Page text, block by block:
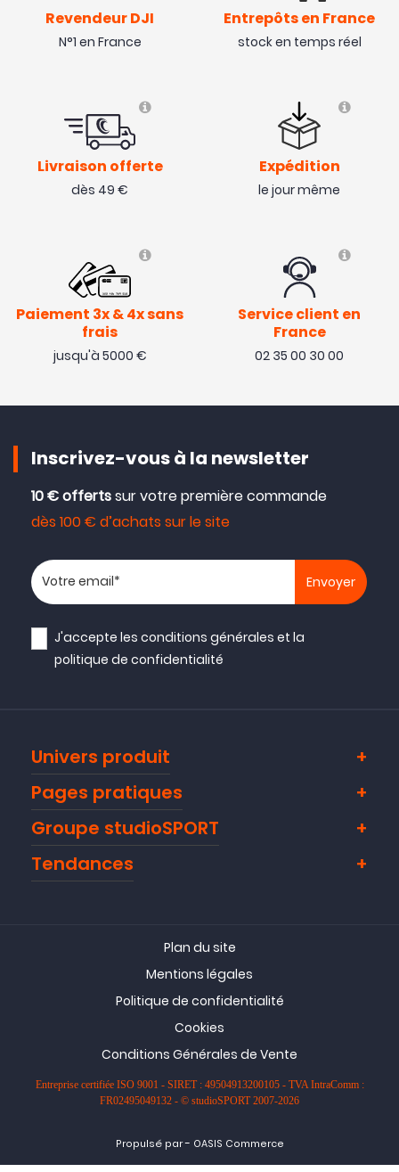
Revendeur DJI
N°1 en France
Entrepôts en France
stock en temps réel
Livraison offerte
dès 49 €
Expédition
le jour même
Paiement 3x & 4x sans
frais
jusqu'à 5000 €
Service client en
France
02 35 00 30 00
Inscrivez-vous à la newsletter
10 € offertssur votre première commande
dès 100 € d’achats sur le site
Votre adresse email
J'accepte lesconditions générales et la
politique de confidentialité
Univers produit
Pages pratiques
Groupe studioSPORT
Tendances
Plan du site
Mentions légales
Politique de confidentialité
Cookies
Conditions Générales de Vente
Entreprise certifiée ISO 9001 - SIRET : 49504913200105 - TVA IntraComm :
FR02495049132 - © studioSPORT 2007-2026
Propulsé par- OASIS Commerce